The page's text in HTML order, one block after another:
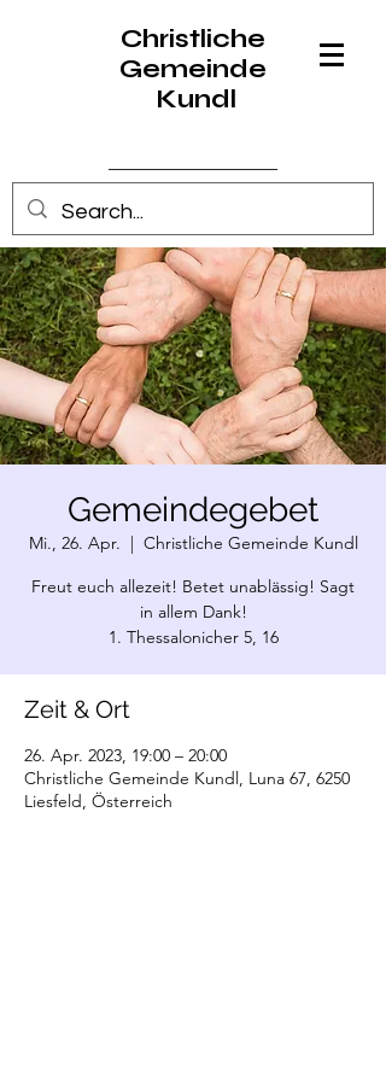
Christliche
Gemeinde
Kundl
Anmelden
Gemeindegebet
Mi., 26. Apr.
  |
Christliche Gemeinde Kundl
Freut euch allezeit! Betet unablässig! Sagt
in allem Dank!
1. Thessalonicher 5, 16
Zeit & Ort
26. Apr. 2023, 19:00 – 20:00
Christliche Gemeinde Kundl, Luna 67, 6250
Liesfeld, Österreich